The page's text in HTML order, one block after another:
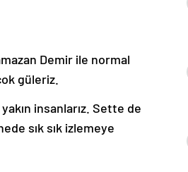
Demir ile normal
güleriz.
insanlarız. Sette de
sık sık izlemeye